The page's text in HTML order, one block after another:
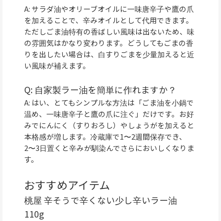
A: サラダ油やオリーブオイルに一味唐辛子や鷹の爪
を加えることで、辛みオイルとして代用できます。
ただしごま油特有の香ばしい風味は出ないため、味
の雰囲気はかなり変わります。どうしてもごまの香
りを出したい場合は、白すりごまを少量加えると近
い風味が補えます。
Q: 自家製ラー油を簡単に作れますか？
A: はい、とてもシンプルな方法は「ごま油を小鍋で
温め、一味唐辛子と鷹の爪に注ぐ」だけです。お好
みでにんにく（すりおろし）やしょうがを加えると
本格感が増します。冷蔵庫で1〜2週間保存でき、
2〜3日置くと辛みが馴染んでさらにおいしくなりま
す。
おすすめアイテム
桃屋 辛そうで辛くない少し辛いラー油
110g